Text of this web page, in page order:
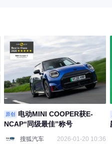
原创
电动MINI COOPER获E-
NCAP“同级最佳”称号
搜狐汽车 2026-01-20 10:36